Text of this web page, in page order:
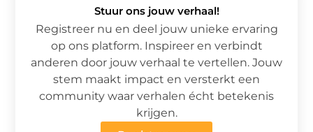
Stuur ons jouw verhaal!
Registreer nu en deel jouw unieke ervaring
op ons platform. Inspireer en verbindt
anderen door jouw verhaal te vertellen. Jouw
stem maakt impact en versterkt een
community waar verhalen écht betekenis
krijgen.